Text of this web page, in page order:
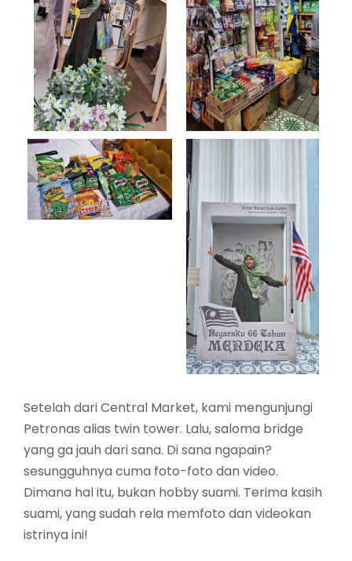
Setelah dari Central Market, kami mengunjungi
Petronas alias twin tower. Lalu, saloma bridge
yang ga jauh dari sana. Di sana ngapain?
sesungguhnya cuma foto-foto dan video.
Dimana hal itu, bukan hobby suami. Terima kasih
suami, yang sudah rela memfoto dan videokan
istrinya ini!